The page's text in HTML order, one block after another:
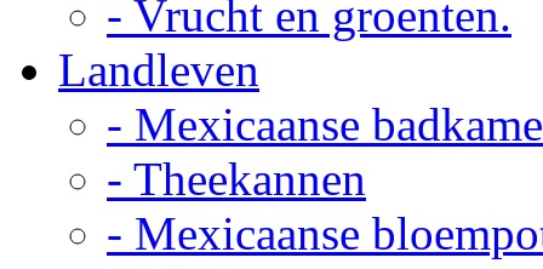
- Vrucht en groenten.
Landleven
- Mexicaanse
- Theekannen
- Mexicaanse